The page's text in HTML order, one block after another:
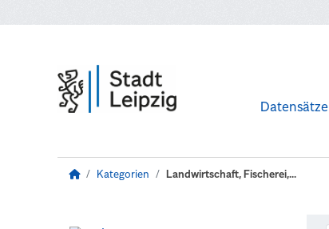
Datensätze
Kategorien Landwirtschaft, Fischerei,...